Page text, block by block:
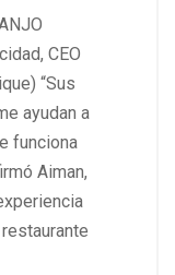
CEO
“Sus
ayudan a
funciona
Aiman,